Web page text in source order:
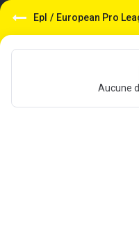
Epl / European Pro
Aucune